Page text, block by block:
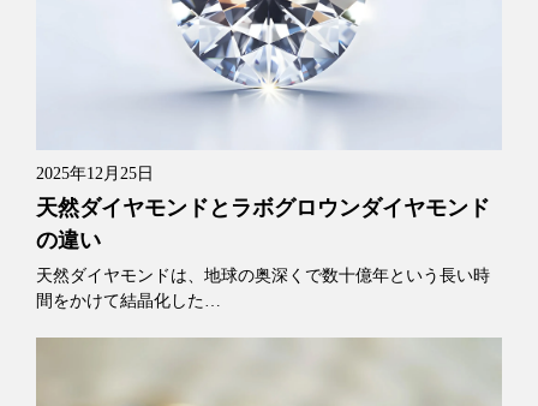
2025年12月25日
天然ダイヤモンドとラボグロウンダイヤモンド
の違い
天然ダイヤモンドは、地球の奥深くで数十億年という長い時
間をかけて結晶化した…